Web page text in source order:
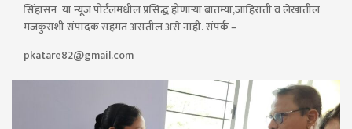
सिंहासन या न्यूज पोर्टलमधील प्रसिद्ध होणाऱ्या बातम्या,जाहिराती व लेखातील
मजकुराशी संपादक सहमत असतील असे नाही. संपर्क –
pkatare82@gmail.com